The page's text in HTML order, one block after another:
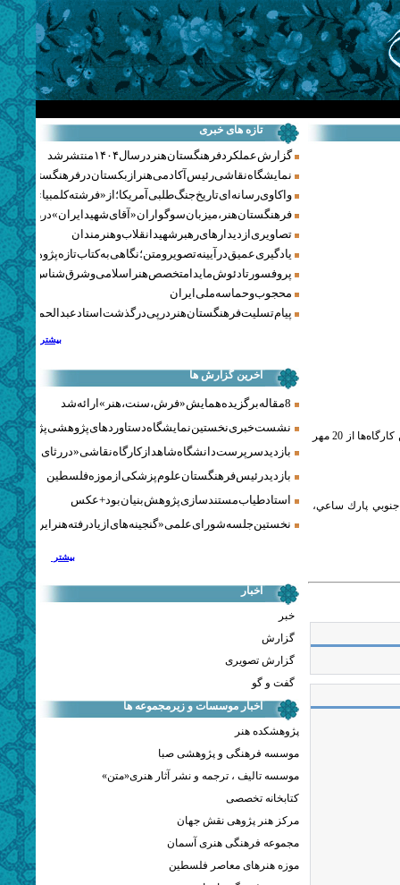
تازه های خبری
گزارش عملکرد فرهنگستان هنر در سال ۱۴۰۴ منتشر شد
نمایشگاه نقاشی رئیس آکادمی هنر ازبکستان در فرهنگستان هنر
واکاوی رسانه‌ای تاریخ جنگ‌طلبی آمریکا؛ از «فرشته کلمبیا» تا
فرهنگستان هنر، میزبان سوگواران «آقای شهید ایران» در
تصاویری از دیدارهای رهبر شهید انقلاب و هنرمندان
یادگیری عمیق در آیینه تصویر و متن؛ نگاهی به کتاب تازه پژوهشکده
پروفسور تادئوش مایدا متخصص هنر اسلامی و شرق‌شناس
محجوب و حماسه ملی ایران
پیام تسلیت فرهنگستان هنر در پی درگذشت استاد عبدالحمید
بیشتر
آخرین گزارش ها
8 مقاله برگزیده همایش «فرش، سنت، هنر» ارائه شد
نشست خبری نخستین نمایشگاه دستاوردهای پژوهشی
بازدید سرپرست دانشگاه شاهد از کارگاه نقاشی «در رثای سیمرغ
بازدید رئیس فرهنگستان علوم پزشکی از موزه فلسطین
استاد طیاب مستندسازی پژوهش‌بنیان بود + عکس
نخستین جلسه شورای علمی «گنجینه‌های ازیادرفته هنر ایران»
بیشتر
اخبار
خبر
گزارش
گزارش تصویری
گفت و گو
اخبار موسسات و زیرمجموعه ها
پژوهشکده هنر
موسسه فرهنگی و پژوهشی صبا
موسسه تالیف ، ترجمه و نشر آثار هنری«متن»
کتابخانه تخصصی
مرکز هنر پژوهی نقش جهان
مجموعه فرهنگی هنری آسمان
موزه هنرهای معاصر فلسطین
حميد سوري ، بهنام كامراني ، حميد كشمير شكن و محمد باقر ضيايي برگزار مي‌شود. شروع اين كارگاه‌ها از 20 مهر
پارك ساعي،